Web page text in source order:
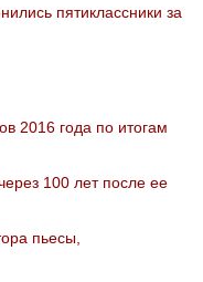
пятиклассники за
2016 года по итогам
100 лет после ее
пьесы,